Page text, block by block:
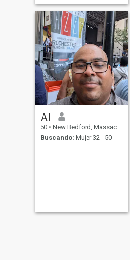
corriendo por mi cuenta. 3
perros necesitan paseos
diarios también. ¡Me
mantiene en forma!
Al
50 • New Bedford, Massachusetts, Estados Unidos
Buscando: Mujer 32 - 50